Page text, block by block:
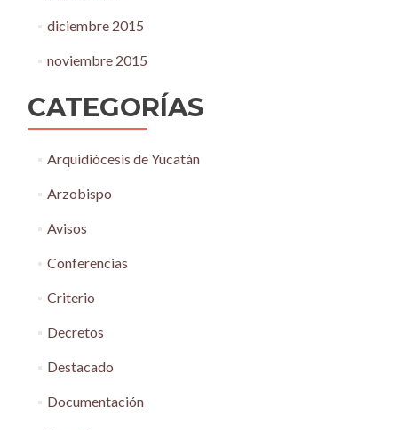
diciembre 2015
noviembre 2015
CATEGORÍAS
Arquidiócesis de Yucatán
Arzobispo
Avisos
Conferencias
Criterio
Decretos
Destacado
Documentación